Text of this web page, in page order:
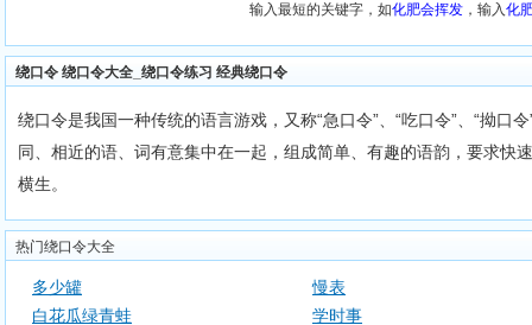
输入最短的关键字，如化肥会挥发 ，输入化
绕口令 绕口令大全_绕口令练习 经典绕口令
绕口令是我国一种传统的语言游戏，又称“急口令”、“吃口令”、“拗口
同、相近的语、词有意集中在一起，组成简单、有趣的语韵，要求快
横生。
热门绕口令大全
多少罐
慢表
白花瓜绿青蛙
学时事